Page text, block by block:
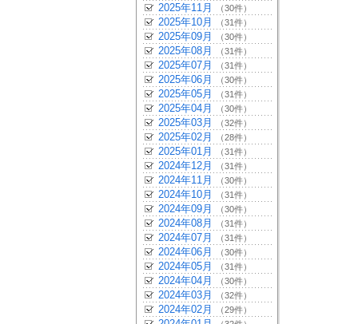
2025年11月 （30件）
2025年10月 （31件）
2025年09月 （30件）
2025年08月 （31件）
2025年07月 （31件）
2025年06月 （30件）
2025年05月 （31件）
2025年04月 （30件）
2025年03月 （32件）
2025年02月 （28件）
2025年01月 （31件）
2024年12月 （31件）
2024年11月 （30件）
2024年10月 （31件）
2024年09月 （30件）
2024年08月 （31件）
2024年07月 （31件）
2024年06月 （30件）
2024年05月 （31件）
2024年04月 （30件）
2024年03月 （32件）
2024年02月 （29件）